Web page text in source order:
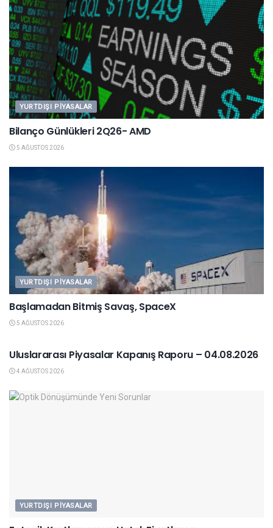
YURTDIŞI PIYASALAR
Bilanço Günlükleri 2Q26- AMD
5 AĞUSTOS 2026
YURTDIŞI PIYASALAR
Başlamadan Bitmiş Savaş, SpaceX
5 AĞUSTOS 2026
Uluslararası Piyasalar Kapanış Raporu – 04.08.2026
4 AĞUSTOS 2026
YURTDIŞI PIYASALAR